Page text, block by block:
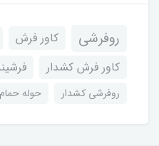
روفرشی کاور فرش
کاور فرش کشدار
روفرشی کشدار
حوله حمام